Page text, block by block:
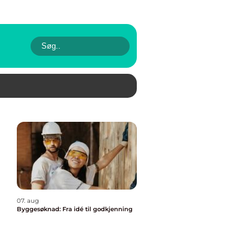
07. aug
Byggesøknad: Fra idé til godkjenning